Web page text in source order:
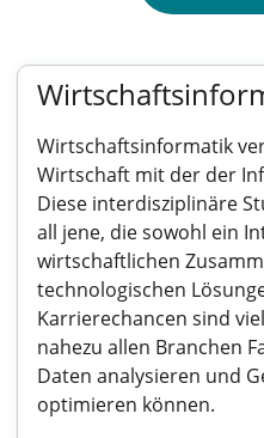
Wirtschaftsinformatik
Wirtschaft mit der der
Diese interdisziplinäre
all jene, die sowohl ein
wirtschaftlichen
technologischen
Karrierechancen sind
nahezu allen Branchen
Daten analysieren und
optimieren können.